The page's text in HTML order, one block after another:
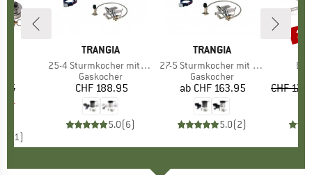
Preis
1)
MARKE
TRANGIA
Artikel
25-4 Sturmkocher mit Primus Gasbrenner
Produktgruppe
Gaskocher
Preis
CHF 188.95
5.0(6)
MARKE
TRANGIA
Artikel
27-5 Sturmkocher mit Primus Gasbrenner
Produktgruppe
Gaskocher
Preis
ab CHF 163.95
5.0(2)
CHF